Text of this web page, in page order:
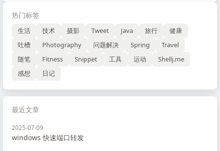
热门标签
生活 技术 摄影 Tweet Java 旅行
健康
吐槽
Photography 问题解决 Spring
Travel
随笔
Fitness Snippet 工具 运动
Shellj.me
感想
日记
最近文章
2025-07-09
windows 快速端口转发